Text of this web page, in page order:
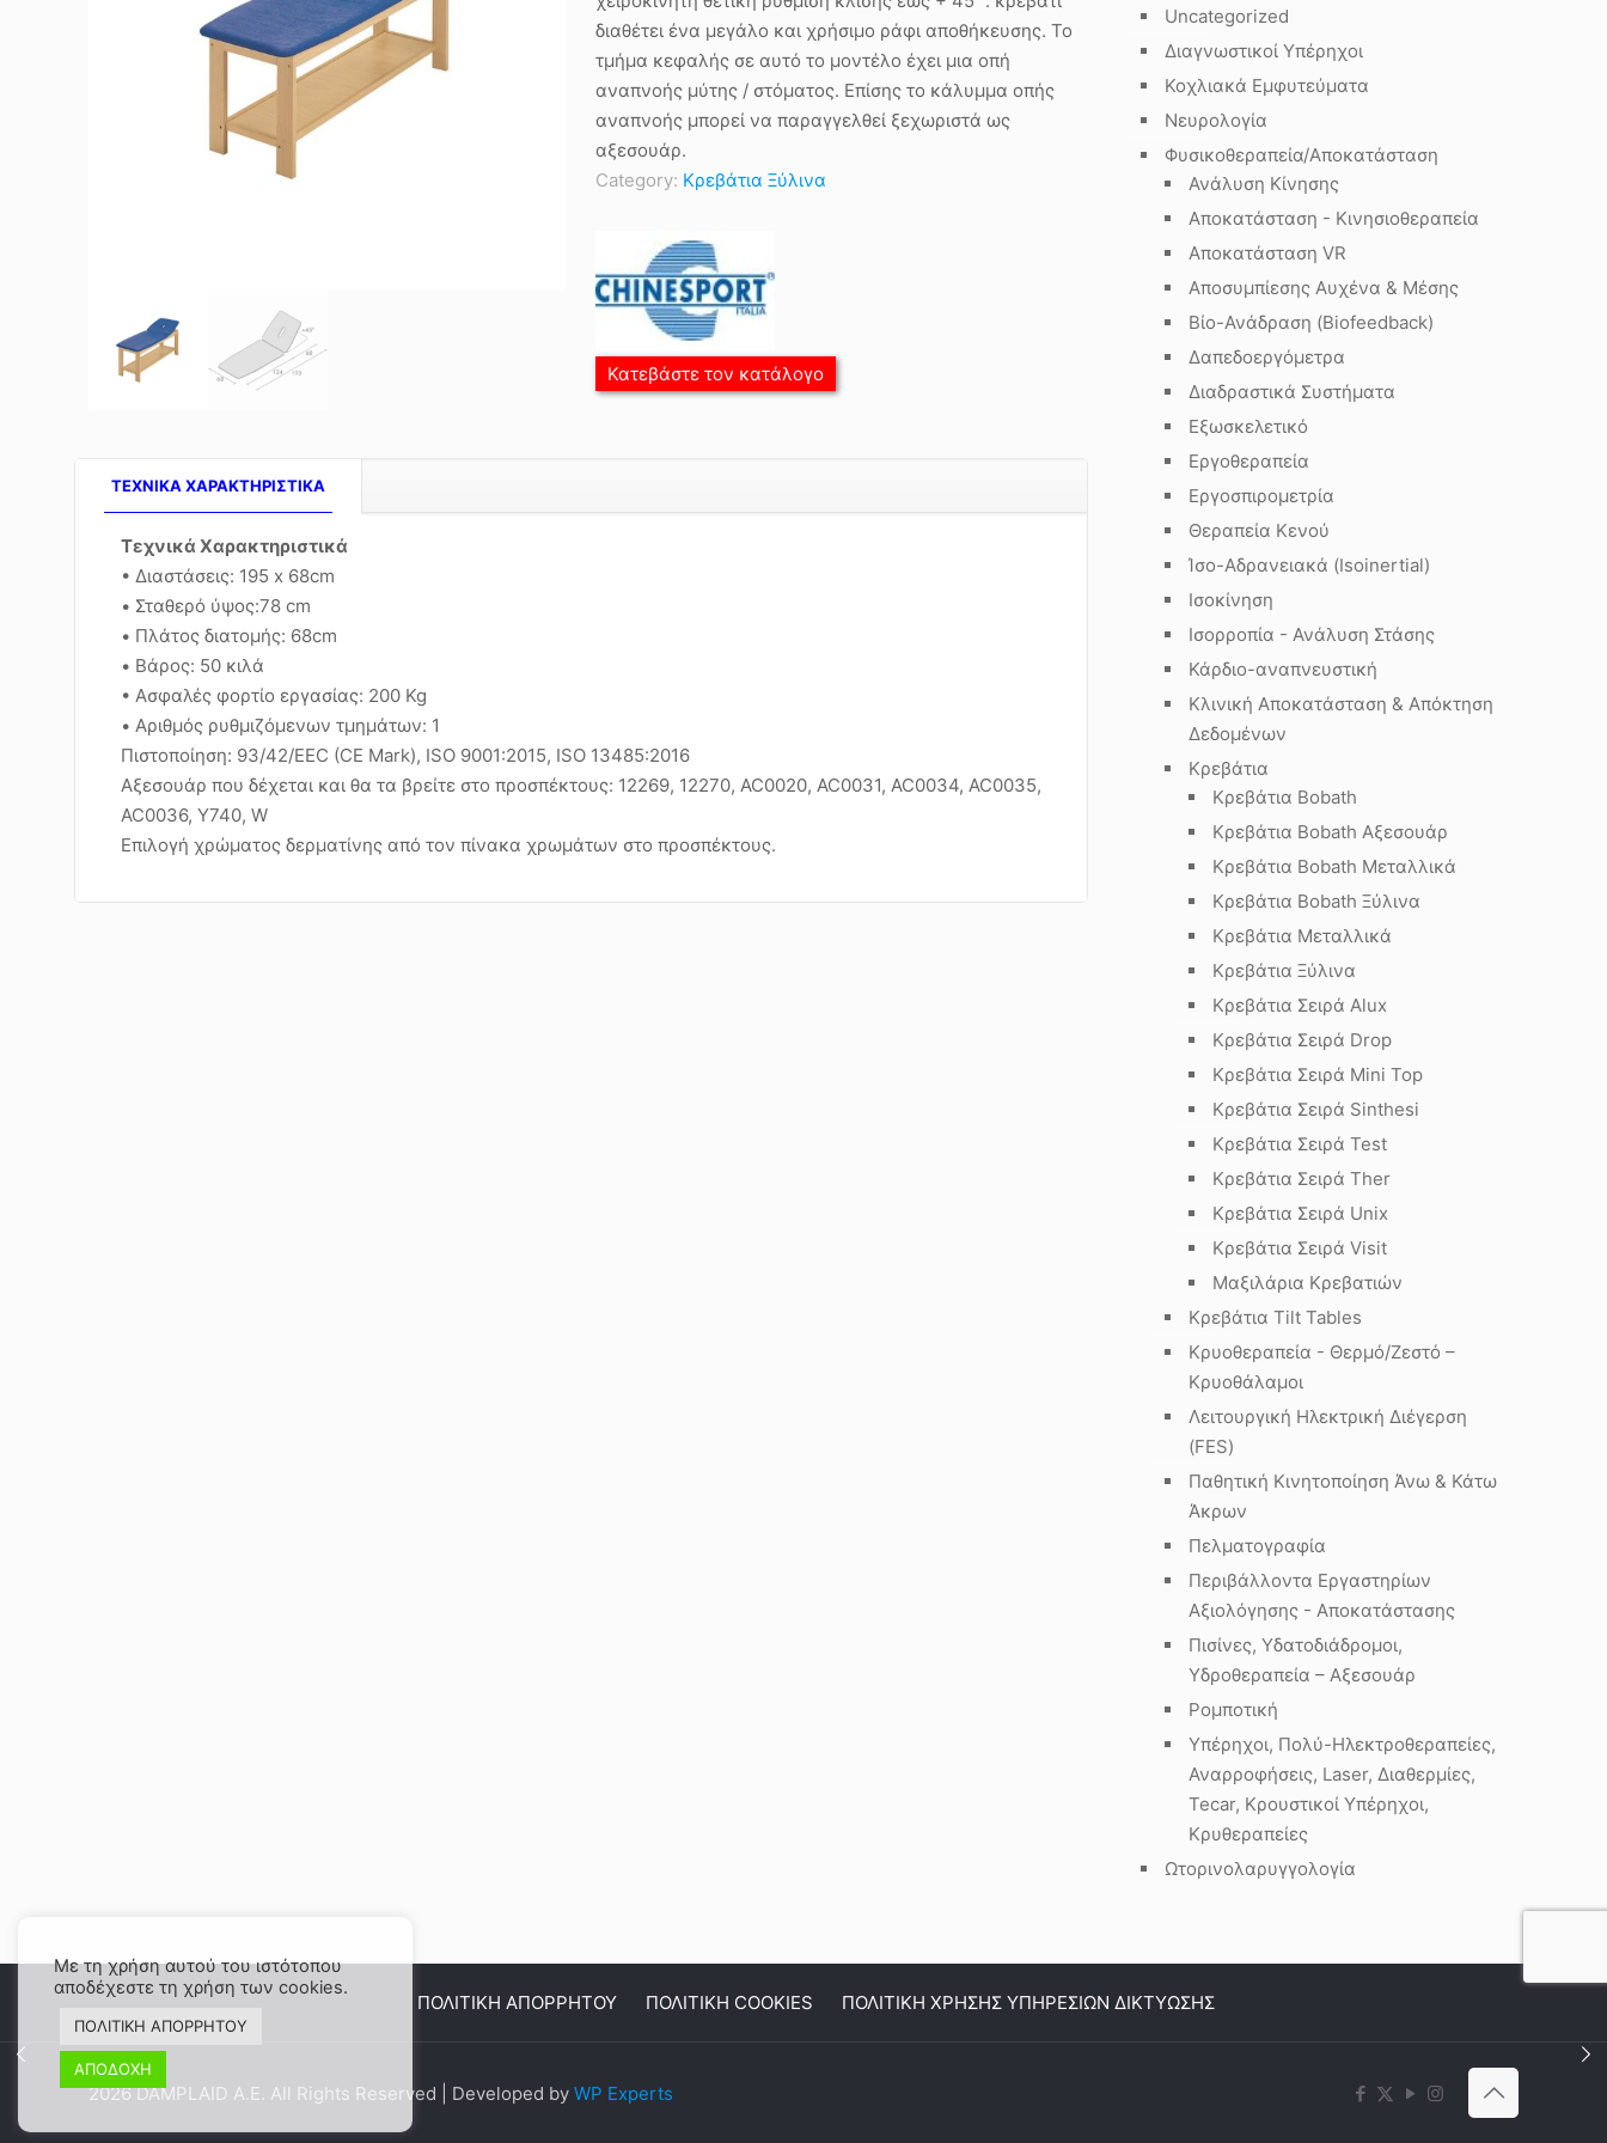
διαθέτει ένα μεγάλο και χρήσιμο ράφι αποθήκευσης. Το
τμήμα κεφαλής σε αυτό το μοντέλο έχει μια οπή
αναπνοής μύτης / στόματος. Επίσης το κάλυμμα οπής
αναπνοής μπορεί να παραγγελθεί ξεχωριστά ως
αξεσουάρ.
Category: Κρεβάτια Ξύλινα
Κατεβάστε τον κατάλογο
TEXNIKA ΧΑΡΑΚΤΗΡΙΣΤΙΚΑ
Τεχνικά Χαρακτηριστικά
• Διαστάσεις: 195 x 68cm
• Σταθερό ύψος:78 cm
• Πλάτος διατομής: 68cm
• Βάρος: 50 κιλά
• Ασφαλές φορτίο εργασίας: 200 Kg
• Αριθμός ρυθμιζόμενων τμημάτων: 1
Πιστοποίηση: 93/42/EEC (CE Mark), ISO 9001:2015, ISO 13485:2016
Αξεσουάρ που δέχεται και θα τα βρείτε στο προσπέκτους: 12269, 12270, AC0020, AC0031, AC0034, AC0035,
AC0036, Y740, W
Επιλογή χρώματος δερματίνης από τον πίνακα χρωμάτων στο προσπέκτους.
Uncategorized
Διαγνωστικοί Υπέρηχοι
Κοχλιακά Εμφυτεύματα
Νευρολογία
Φυσικοθεραπεία/Αποκατάσταση
Ανάλυση Κίνησης
Αποκατάσταση - Κινησιοθεραπεία
Αποκατάσταση VR
Αποσυμπίεσης Αυχένα & Μέσης
Βίο-Ανάδραση (Biofeedback)
Δαπεδοεργόμετρα
Διαδραστικά Συστήματα
Εξωσκελετικό
Εργοθεραπεία
Εργοσπιρομετρία
Θεραπεία Κενού
Ίσο-Αδρανειακά (Isoinertial)
Ισοκίνηση
Ισορροπία - Ανάλυση Στάσης
Κάρδιο-αναπνευστική
Κλινική Αποκατάσταση & Απόκτηση
Δεδομένων
Κρεβάτια
Κρεβάτια Bobath
Κρεβάτια Bobath Αξεσουάρ
Κρεβάτια Bobath Μεταλλικά
Κρεβάτια Bobath Ξύλινα
Κρεβάτια Μεταλλικά
Κρεβάτια Ξύλινα
Κρεβάτια Σειρά Alux
Κρεβάτια Σειρά Drop
Κρεβάτια Σειρά Mini Top
Κρεβάτια Σειρά Sinthesi
Κρεβάτια Σειρά Test
Κρεβάτια Σειρά Ther
Κρεβάτια Σειρά Unix
Κρεβάτια Σειρά Visit
Μαξιλάρια Κρεβατιών
Κρεβάτια Tilt Tables
Κρυοθεραπεία - Θερμό/Ζεστό –
Κρυοθάλαμοι
Λειτουργική Ηλεκτρική Διέγερση
(FES)
Παθητική Κινητοποίηση Άνω & Κάτω
Άκρων
Πελματογραφία
Περιβάλλοντα Εργαστηρίων
Αξιολόγησης - Αποκατάστασης
Πισίνες, Υδατοδιάδρομοι,
Υδροθεραπεία – Αξεσουάρ
Ρομποτική
Υπέρηχοι, Πολύ-Ηλεκτροθεραπείες,
Αναρροφήσεις, Laser, Διαθερμίες,
Tecar, Κρουστικοί Υπέρηχοι,
Κρυθεραπείες
Ωτορινολαρυγγολογία
ΠΟΛΙΤΙΚΗ ΑΠΟΡΡΗΤΟΥ ΠΟΛΙΤΙΚΗ COOKIES ΠΟΛΙΤΙΚΗ ΧΡΗΣΗΣ ΥΠΗΡΕΣΙΩΝ ΔΙΚΤΥΩΣΗΣ
2026 DAMPLAID Α.Ε. All Rights Reserved | Developed by WP Experts
Με τη χρήση αυτού του ιστότοπου
αποδέχεστε τη χρήση των cookies.
ΠΟΛΙΤΙΚΗ ΑΠΟΡΡΗΤΟΥ
ΑΠΟΔΟΧΗ